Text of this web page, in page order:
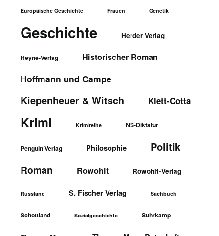
Europäische Geschichte Frauen Genetik
Geschichte Herder Verlag
Heyne-Verlag Historischer Roman
Hoffmann und Campe
Kiepenheuer & Witsch Klett-Cotta
Krimi Krimireihe NS-Diktatur
Penguin Verlag Philosophie Politik
Roman Rowohlt Rowohlt-Verlag
Russland S. Fischer Verlag Sachbuch
Schottland Sozialgeschichte Suhrkamp